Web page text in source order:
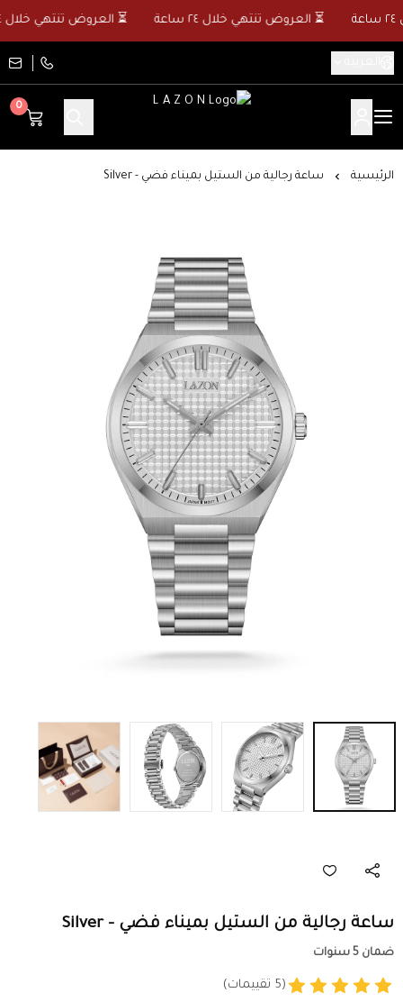
⏳ العروض تنتهي خلال ٢٤ ساعة ⏳ العروض تنتهي خلال ٢٤ ساعة
0
الرئيسية ساعة رجالية من الستيل بميناء فضي - Silver
ساعة رجالية من الستيل بميناء فضي - Silver
ضمان 5 سنوات
(5 تقييمات)